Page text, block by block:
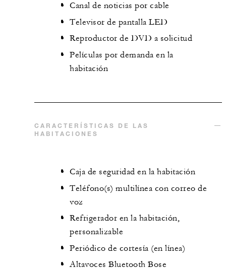
Canal de noticias por cable
Televisor de pantalla LED
Reproductor de DVD a solicitud
Películas por demanda en la
habitación
CARACTERÍSTICAS DE LAS
HABITACIONES
Caja de seguridad en la habitación
Teléfono(s) multilínea con correo de
voz
Refrigerador en la habitación,
personalizable
Periódico de cortesía (en línea)
Altavoces Bluetooth Bose